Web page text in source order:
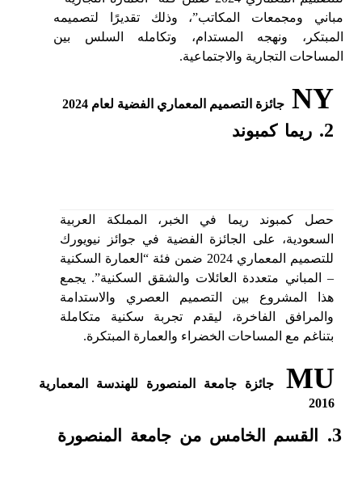
مباني ومجمعات المكاتب”، وذلك تقديرًا لتصميمه
المبتكر، ونهجه المستدام، وتكامله السلس بين
المساحات التجارية والاجتماعية.
NY جائزة التصميم المعماري الفضية لعام 2024
2. ريما كمبوند
حصل كمبوند ريما في الخبر، المملكة العربية
السعودية، على الجائزة الفضية في جوائز نيويورك
للتصميم المعماري 2024 ضمن فئة “العمارة السكنية
– المباني متعددة العائلات والشقق السكنية”. يجمع
هذا المشروع بين التصميم العصري والاستدامة
والمرافق الفاخرة، ليقدم تجربة سكنية متكاملة
بتناغم مع المساحات الخضراء والعمارة المبتكرة.
MU
جائزة جامعة المنصورة للهندسة المعمارية
2016
3. القسم الخامس منجامعة المنصورة